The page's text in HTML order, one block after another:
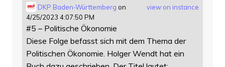
view on instance
DKP Baden-Württemberg on
4/25/2023 4:07:50 PM
#5 – Politische Ökonomie
Diese Folge befasst sich mit dem Thema der
Politischen Ökonomie. Holger Wendt hat ein